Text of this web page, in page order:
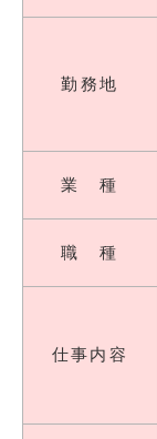
勤務地
業 種
職 種
仕事内容